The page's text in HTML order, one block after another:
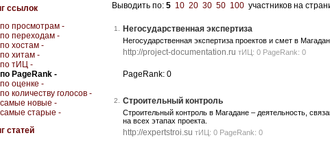
ссылок
по просмотрам -
по переходам -
по хостам -
по хитам -
по тИЦ -
по PageRank -
по оценке -
по количеству голосов -
самые новые -
самые старые -
статей
Выводить по: 5 10 20 30 50 100 участников на
1. Негосударственная экспертиза
Негосударственная экспертиза проектов и смет в
http://project-documentation.ru тИЦ: 0 PageRank: 0
PageRank: 0
2. Строительный контроль
Строительный контроль в Магадане – деятельность,
на всех этапах проекта.
http://expertstroi.su тИЦ: 0 PageRank: 0